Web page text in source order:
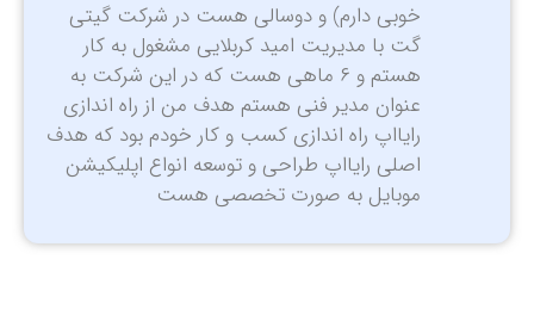
خوبی دارم) و دوسالی هست در شرکت گیتی
گت با مدیریت امید کربلایی مشغول به کار
هستم و ۶ ماهی هست که در این شرکت به
عنوان مدیر فنی هستم هدف من از راه اندازی
رایااپ راه اندازی کسب و کار خودم بود که هدف
اصلی رایااپ طراحی و توسعه انواع اپلیکیشن
موبایل به صورت تخصصی هست